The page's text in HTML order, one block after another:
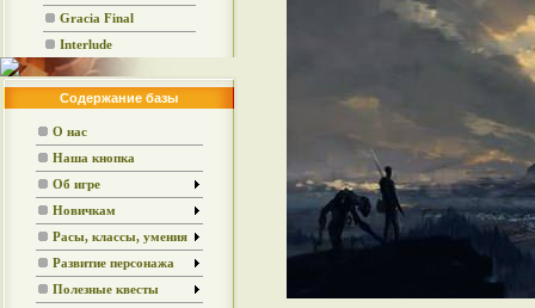
Gracia Final
Interlude
Содержание базы
О нас
Наша кнопка
Об игре
Новичкам
Расы, классы, умения
Развитие персонажа
Полезные квесты